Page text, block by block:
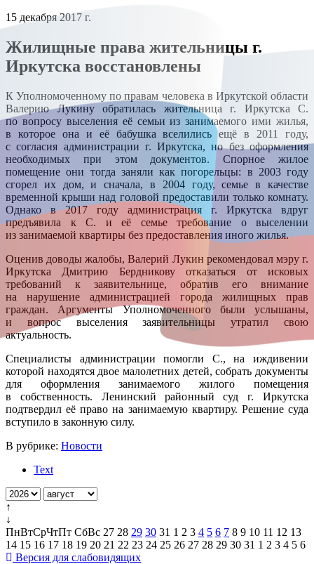
15 декабря 2017 г.
Жилищные права жительницы г.
Иркутска восстановлены
К Уполномоченному по правам человека в Иркутской области
Валерию Лукину обратилась жительница г. Иркутска С.
по вопросу выселения её семьи из занимаемого ими жилья,
в которое она и её бабушка вселились ещё в 2011 году,
с согласия администрации г. Иркутска, но без оформления
необходимых при этом документов. Спорное жилое
помещение они тогда заняли как погорельцы: в 2003 году
сгорел их дом, и сначала, в 2004 году, семье в качестве
временной крыши над головой предоставили только комнату.
Однако в 2017 году администрация г. Иркутска вдруг
предъявила к С. и её семье требование о выселении
из занимаемой квартиры без предоставления иного жилья.
Оценив доводы жалобы, Валерий Лукин рекомендовал мэру г.
Иркутска Дмитрию Бердникову отказаться от исковых
требований к заявительнице, обратив его внимание
на нарушение администрацией города жилищных прав
граждан. Аргументы Уполномоченного были услышаны,
и вопрос выселения заявительницы утратил свою
актуальность.
Специалисты администрации помогли С., на иждивении
которой находятся двое малолетних детей, собрать документы
для оформления занимаемого жилого помещения
в собственность. Ленинский районный суд г. Иркутска
подтвердил её право на занимаемую квартиру. Решение суда
вступило в законную силу.
В рубрике: Новости
Text
↑
↓
ПнВтСрЧтПт СбВс 27 28 29 30 31 1 2 3 4 5 6 7 8 9 10 11 12 13
14 15 16 17 18 19 20 21 22 23 24 25 26 27 28 29 30 31 1 2 3 4 5 6
Версия для слабовидящих